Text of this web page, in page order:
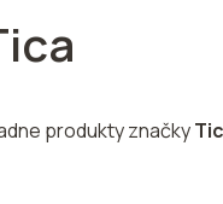
produkty značky